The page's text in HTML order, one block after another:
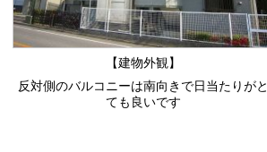
【建物外観】
反対側のバルコニーは南向きで日当たりがと
ても良いです